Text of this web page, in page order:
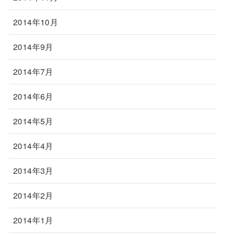
2014年10月
2014年9月
2014年7月
2014年6月
2014年5月
2014年4月
2014年3月
2014年2月
2014年1月